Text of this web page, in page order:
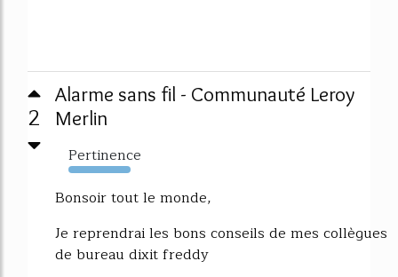
2
Alarme sans fil - Communauté Leroy
Merlin
Pertinence
849%
Bonsoir tout le monde,
Je reprendrai les bons conseils de mes collègues
de bureau dixit freddy